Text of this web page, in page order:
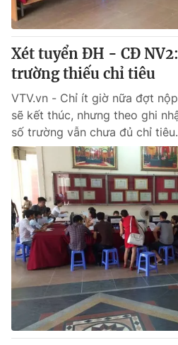
VTV4
VTV9
Liên hệ tòa soạn
THỜI BÁO VTV
Theo dõi báo trên
Cơ quan chủ quản:Đài Truyền
Cơ quan báo chí:Thời báo VTV
Giấy phép hoạt động báo in và
cấp ngày 29/12/2023
Tổng Biên tập:Vũ Thanh Thủy
Xét tuyển ĐH - CĐ
trường thiếu chỉ tiêu
VTV.vn - Chỉ ít giờ nữa đợt
sẽ kết thúc, nhưng theo ghi
số trường vẫn chưa đủ chỉ tiêu.